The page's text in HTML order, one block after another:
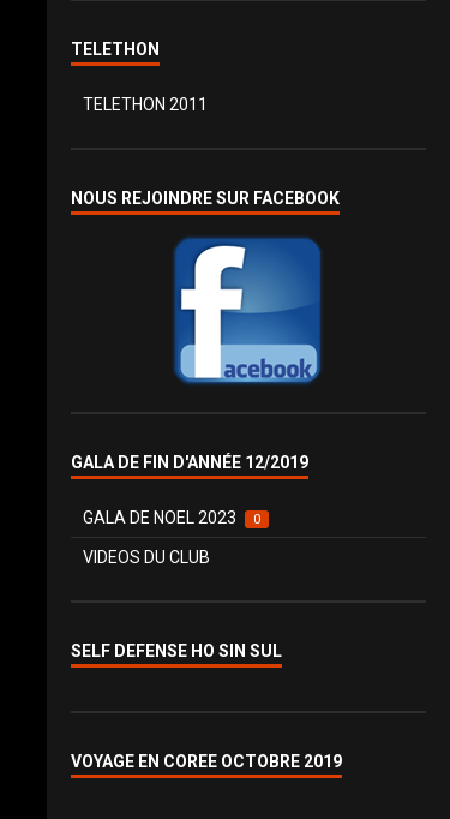
TELETHON
TELETHON 2011
NOUS REJOINDRE SUR FACEBOOK
GALA DE FIN D'ANNÉE 12/2019
GALA DE NOEL 2023 0
VIDEOS DU CLUB
SELF DEFENSE HO SIN SUL
VOYAGE EN COREE OCTOBRE 2019